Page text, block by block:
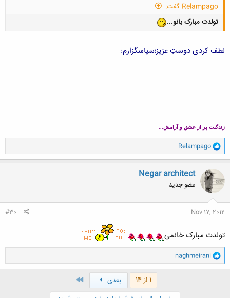
Relampago گفت:
تولدت مبارک بانو...
لطف کردی دوستِ عزیز؛سپاسگزارم:
و
ا
ک
ن
ش
Relampago
Negar architect